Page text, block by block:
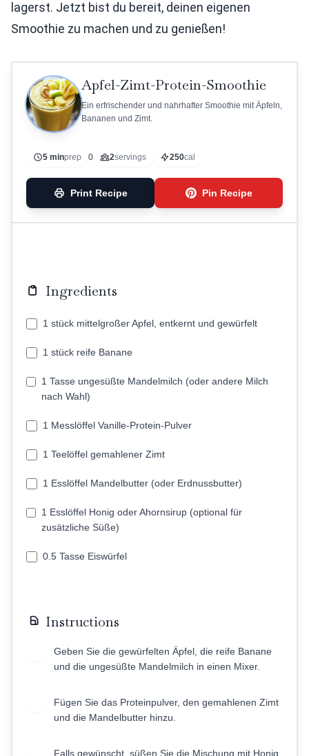
lagerst. Jetzt bist du bereit, deinen eigenen
Smoothie zu machen und zu genießen!
Apfel-Zimt-Protein-Smoothie
Ein erfrischender und nahrhafter Smoothie mit Äpfeln,
Bananen und Zimt.
5 minprep 0 2servings 250cal
Print Recipe Pin Recipe
Ingredients
1 stück mittelgroßer Apfel, entkernt und gewürfelt
1 stück reife Banane
1 Tasse ungesüßte Mandelmilch (oder andere Milch
nach Wahl)
1 Messlöffel Vanille-Protein-Pulver
1 Teelöffel gemahlener Zimt
1 Esslöffel Mandelbutter (oder Erdnussbutter)
1 Esslöffel Honig oder Ahornsirup (optional für
zusätzliche Süße)
0.5 Tasse Eiswürfel
Instructions
Geben Sie die gewürfelten Äpfel, die reife Banane
und die ungesüßte Mandelmilch in einen Mixer.
Fügen Sie das Proteinpulver, den gemahlenen Zimt
und die Mandelbutter hinzu.
Falls gewünscht, süßen Sie die Mischung mit Honig